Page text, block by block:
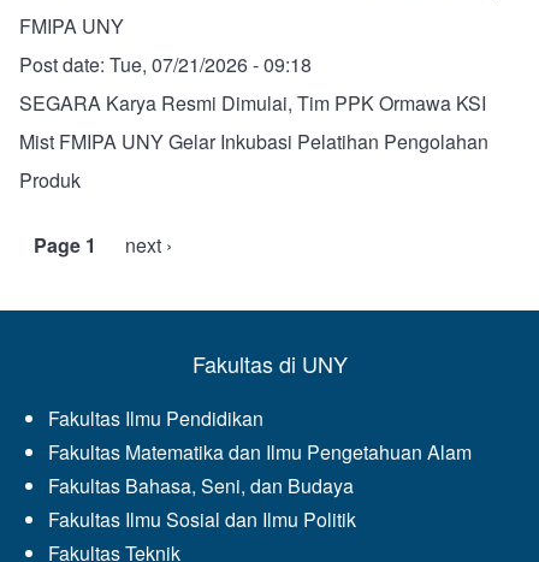
FMIPA UNY
Post date: Tue, 07/21/2026 - 09:18
SEGARA Karya Resmi Dimulai, Tim PPK Ormawa KSI
Mist FMIPA UNY Gelar Inkubasi Pelatihan Pengolahan
Produk
Pagination
Page 1
Next
next ›
Fakultas di UNY
Fakultas Ilmu Pendidikan
Fakultas Matematika dan Ilmu Pengetahuan Alam
Fakultas Bahasa, Seni, dan Budaya
Fakultas Ilmu Sosial dan Ilmu Politik
Fakultas Teknik